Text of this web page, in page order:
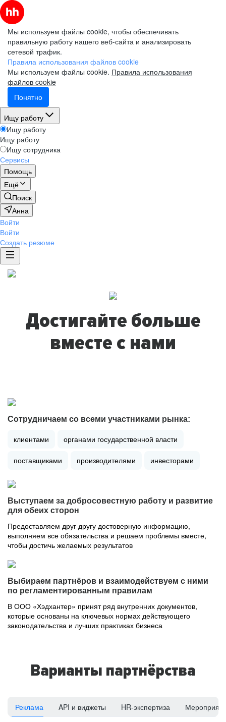
Мы используем файлы cookie, чтобы обеспечивать
правильную работу нашего веб-сайта и анализировать
сетевой трафик.
Правила использования файлов cookie
Мы используем файлы cookie. Правила использования
файлов cookie
Понятно
Ищу работу
Ищу работу
Ищу работу
Ищу сотрудника
Сервисы
Помощь
Ещё
Поиск
Анна
Войти
Войти
Создать резюме
Достигайте больше
вместе с нами
Сотрудничаем со всеми участниками рынка:
клиентами органами государственной власти
поставщиками производителями инвесторами
Выступаем за добросовестную работу и развитие
для обеих сторон
Предоставляем друг другу достоверную информацию,
выполняем все обязательства и решаем проблемы вместе,
чтобы достичь желаемых результатов
Выбираем партнёров и взаимодействуем с ними
по регламентированным правилам
В ООО «Хэдхантер» принят ряд внутренних документов,
которые основаны на ключевых нормах действующего
законодательства и лучших практиках бизнеса
Варианты партнёрства
Реклама API и виджеты HR-экспертиза